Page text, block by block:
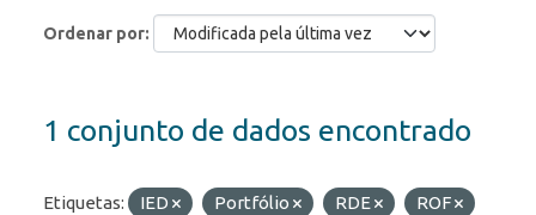
Ordenar por
1 conjunto de dados encontrado
Etiquetas: IED Portfólio RDE
ROF